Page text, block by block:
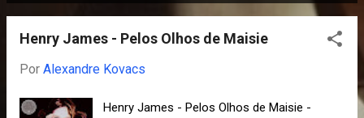
Henry James - Pelos Olhos de Maisie
Por Alexandre Kovacs
Henry James - Pelos Olhos de Maisie -